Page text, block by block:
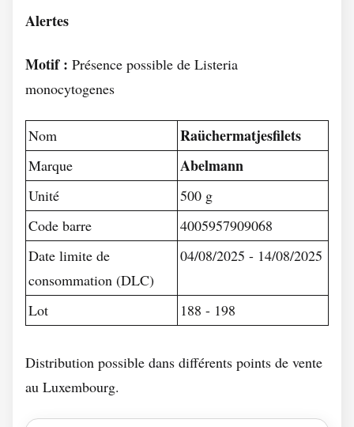
Alertes
Motif : Présence possible de Listeria
monocytogenes
Nom Raüchermatjesfilets
Marque Abelmann
Unité
500 g
Code barre
4005957909068
Date limite de
consommation (DLC)
04/08/2025 - 14/08/2025
Lot 188 - 198
Distribution possible dans différents points de vente
au Luxembourg.